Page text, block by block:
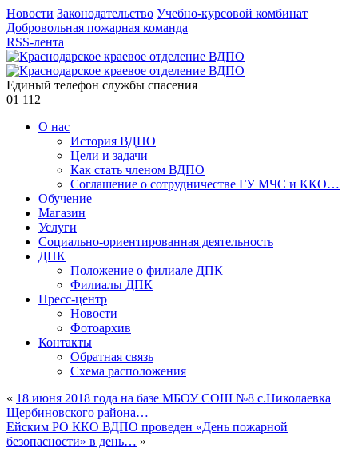
Новости Законодательство Учебно-курсовой комбинат
Добровольная пожарная команда
RSS-лента
Единый телефон службы спасения
01 112
О нас
История ВДПО
Цели и задачи
Как стать членом ВДПО
Соглашение о сотрудничестве ГУ МЧС и ККО…
Обучение
Магазин
Услуги
Социально-ориентированная деятельность
ДПК
Положение о филиале ДПК
Филиалы ДПК
Пресс-центр
Новости
Фотоархив
Контакты
Обратная связь
Схема расположения
« 18 июня 2018 года на базе МБОУ СОШ №8 с.Николаевка
Щербиновского района…
Ейским РО ККО ВДПО проведен «День пожарной
безопасности» в день… »